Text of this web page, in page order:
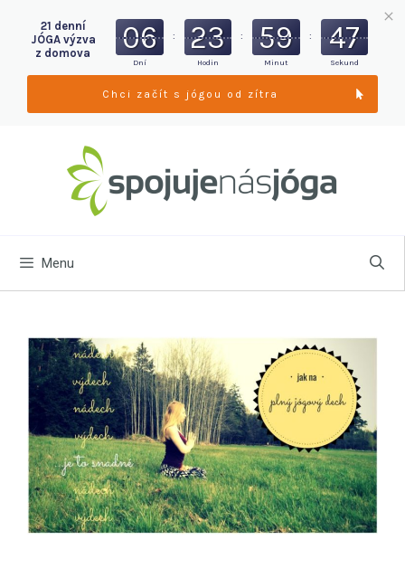
Menu
21 denní
JÓGA výzva
z domova
06
Dní
: 23
Hodin
: 59
Minut
: 46
Sekund
Chci začít s jógou od zítra